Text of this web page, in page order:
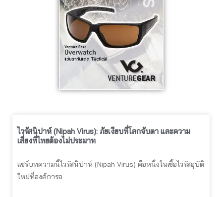
ไวรัสนิปาห์ (Nipah Virus): ภัยเงียบที่โลกจับตา และความ
เสี่ยงที่ไทยต้องไม่ประมาท
แชร์บทความนี้ไวรัสนิปาห์ (Nipah Virus) คือหนึ่งในเชื้อไวรัสอุบัติ
ใหม่ที่องค์การอ